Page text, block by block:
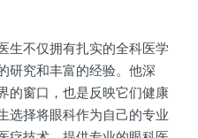
生不仅拥有扎实的全科医学
研究和丰富的经验。他深
的窗口，也是反映它们健康
选择将眼科作为自己的专业